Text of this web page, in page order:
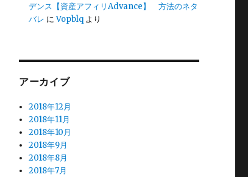
デンス【資産アフィリAdvance】 方法のネタ
バレ にVopblq より
アーカイブ
2018年12月
2018年11月
2018年10月
2018年9月
2018年8月
2018年7月